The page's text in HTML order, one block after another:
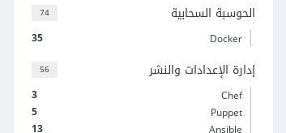
74 الحوسبة السحابية
35 Docker
56 إدارة الإعدادات والنشر
3
Chef
5
Puppet
13